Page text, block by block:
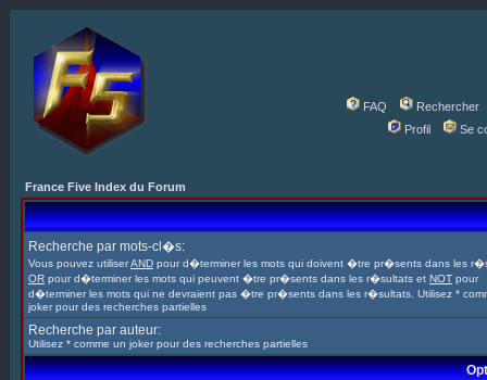
FAQ
Rechercher
Profil
Se
France Five Index du Forum
Recherche par mots-cl�s:
Vous pouvez utiliserAND pour d�terminer les mots qui doivent �tre pr�sents dans les
OR pour d�terminer les mots qui peuvent �tre pr�sents dans les r�sultats et NOT pour
d�terminer les mots qui ne devraient pas �tre pr�sents dans les r�sultats. Utilisez *
joker pour des recherches partielles
Recherche par auteur:
Utilisez * comme un joker pour des recherches partielles